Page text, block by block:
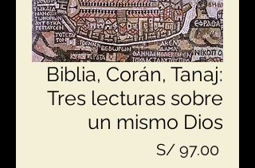
Biblia, Corán, Tanaj:
Tres lecturas sobre
un mismo Dios
S/ 97.00Precio